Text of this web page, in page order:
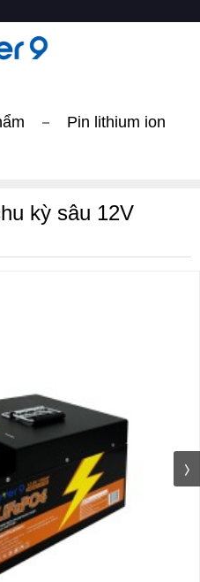
Pin lithium ion
kỳ sâu 12V